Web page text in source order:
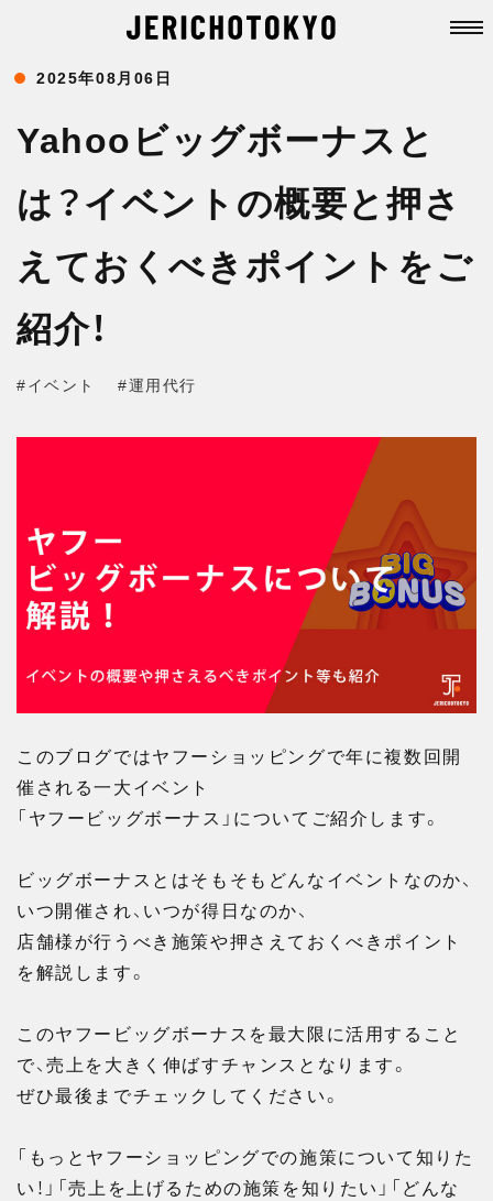
2025年08月06日
Yahooビッグボーナスと
は？イベントの概要と押さ
えておくべきポイントをご
紹介！
#イベント #運用代行
このブログではヤフーショッピングで年に複数回開
催される一大イベント
「ヤフービッグボーナス」についてご紹介します。
ビッグボーナスとはそもそもどんなイベントなのか、
いつ開催され、いつが得日なのか、
店舗様が行うべき施策や押さえておくべきポイント
を解説します。
このヤフービッグボーナスを最大限に活用すること
で、売上を大きく伸ばすチャンスとなります。
ぜひ最後までチェックしてください。
「もっとヤフーショッピングでの施策について知りた
い！」「売上を上げるための施策を知りたい」「どんな